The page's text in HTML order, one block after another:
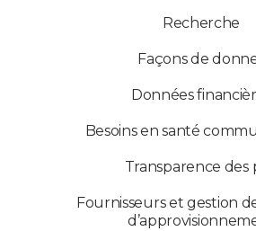
Recherche
Façons de
Données
Besoins en santé
Transparence des
Fournisseurs et gestion